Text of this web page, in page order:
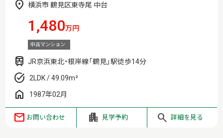
横浜市 鶴見区東寺尾 中台
1,480万円
中古マンション
JR京浜東北・根岸線「鶴見」駅徒歩14分
2LDK / 49.09m²
1987年02月
お問い合わせ 見学予約 詳細を見る